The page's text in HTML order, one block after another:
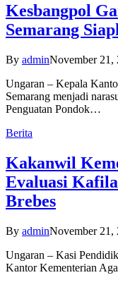
Kesbangpol
Semarang
By adminNovember 21,
Ungaran – Kepala
Semarang menjadi
Penguatan Pondok…
Berita
Kakanwil
Evaluasi
Brebes
By adminNovember 21,
Ungaran – Kasi
Kantor Kementerian